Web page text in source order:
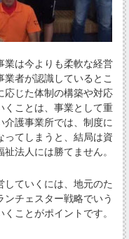
は今よりも柔軟な経営
者が認識しているとこ
応じた体制の構築や対応
くことは、事業として重
介護事業所では、制度に
ってしまうと、結局は資
法人には勝てません。
ていくには、地元のた
チェスター戦略でいう
ことがポイントです。